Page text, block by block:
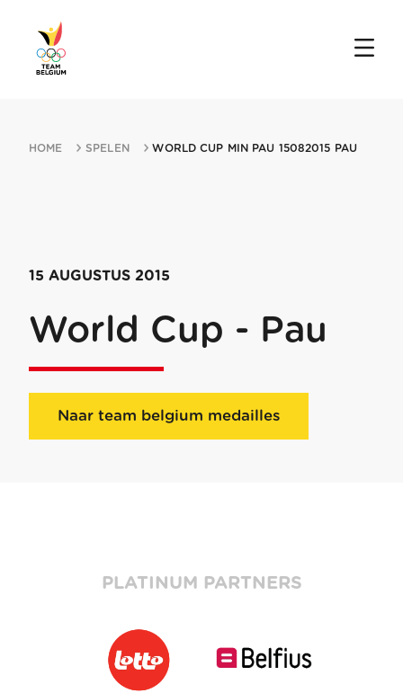
HOME SPELEN WORLD CUP MIN PAU 15082015 PAU
15 AUGUSTUS 2015
World Cup - Pau
Naar team belgium medailles
PLATINUM PARTNERS